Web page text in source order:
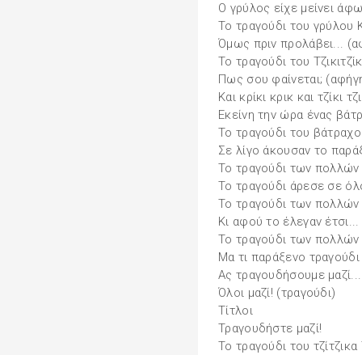
Ο γρύλος είχε μείνει
Το τραγούδι του γρύλου
Όμως πριν προλάβει...
Το τραγούδι του
Πως σου φαίνεται;
Και κρίκι κρικ και τζίκι
Εκείνη την ώρα ένας
Το τραγούδι του
Σε λίγο άκουσαν το
Το τραγούδι των
Το τραγούδι άρεσε σε
Το τραγούδι των
Κι αφού το έλεγαν
Το τραγούδι των
Μα τι παράξενο
Ας τραγουδήσουμε
Όλοι μαζί! (τραγούδι)
Τίτλοι
Τραγουδήστε μαζί!
Το τραγούδι του τζίτζικα